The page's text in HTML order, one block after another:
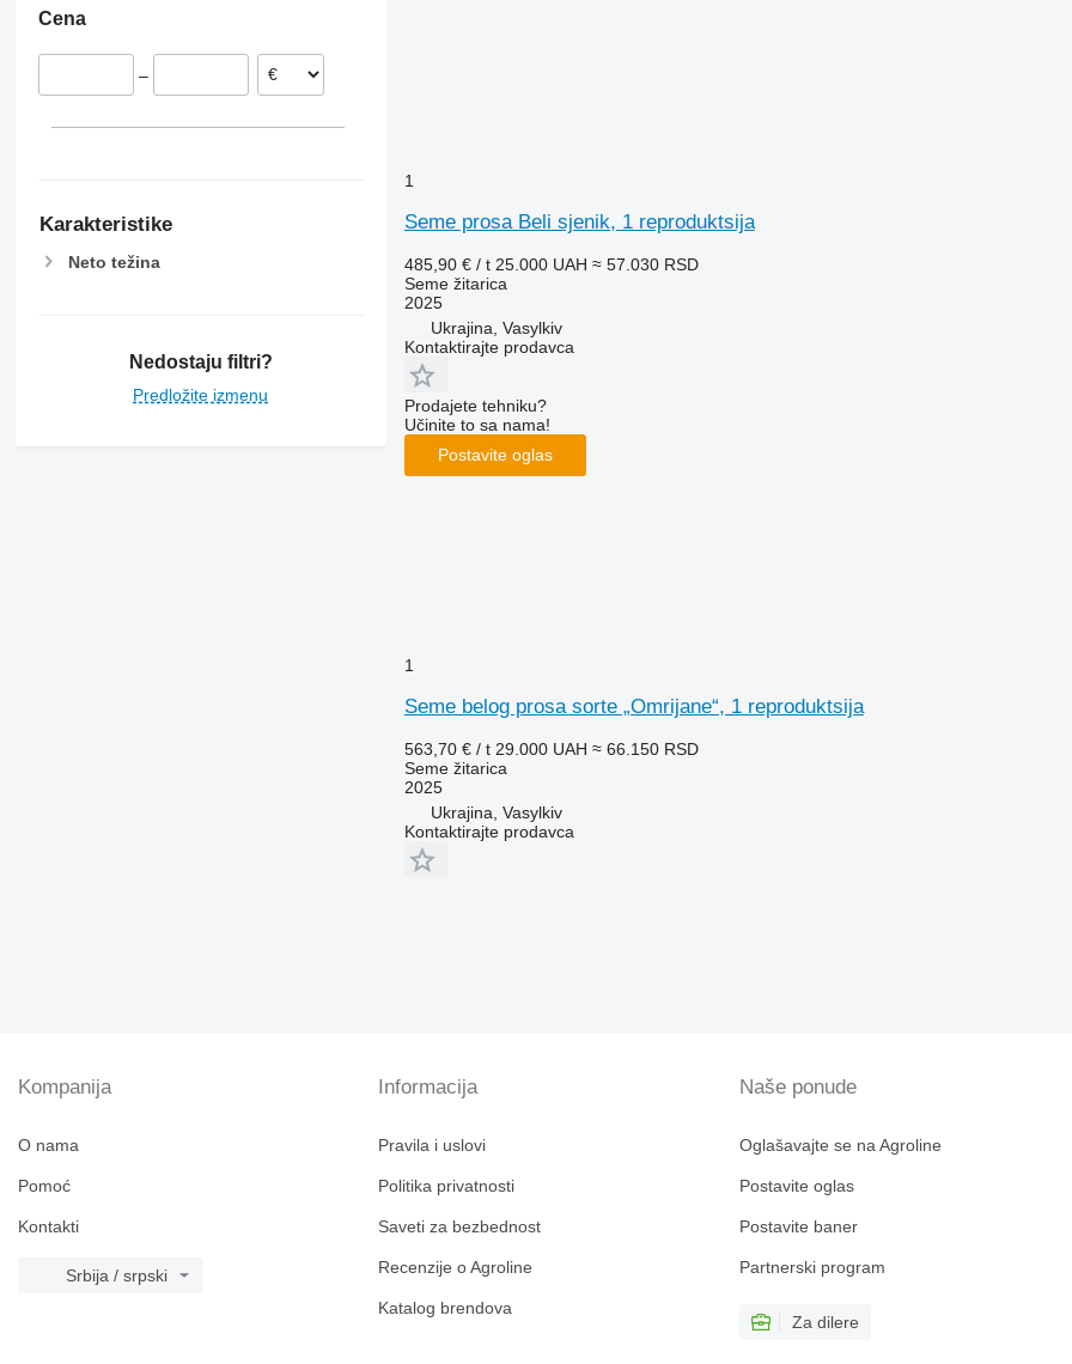
Cena
–
Karakteristike
Neto težina
Nedostaju filtri?
Predložite izmenu
1
Seme prosa Beli sјenik, 1 reproduktsiјa
485,90 € / t 25.000 UAH ≈ 57.030 RSD
Seme žitarica
2025
Ukrajina, Vasylkiv
Kontaktirajte prodavca
Prodajete tehniku?
Učinite to sa nama!
Postavite oglas
1
Seme belog prosa sorte „Omriјane“, 1 reproduktsiјa
563,70 € / t 29.000 UAH ≈ 66.150 RSD
Seme žitarica
2025
Ukrajina, Vasylkiv
Kontaktirajte prodavca
Kompanija
O nama
Pomoć
Kontakti
Srbija / srpski
Informacija
Pravila i uslovi
Politika privatnosti
Saveti za bezbednost
Recenzije o Agroline
Katalog brendova
Naše ponude
Oglašavajte se na Agroline
Postavite oglas
Postavite baner
Partnerski program
Za dilere